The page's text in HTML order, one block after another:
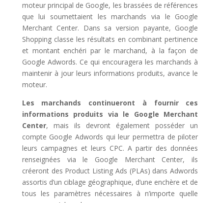
moteur principal de Google, les brassées de références
que lui soumettaient les marchands via le Google
Merchant Center. Dans sa version payante, Google
Shopping classe les résultats en combinant pertinence
et montant enchéri par le marchand, à la façon de
Google Adwords. Ce qui encouragera les marchands à
maintenir à jour leurs informations produits, avance le
moteur.
Les marchands continueront à fournir ces
informations produits via le Google Merchant
Center, mais ils devront également posséder un
compte Google Adwords qui leur permettra de piloter
leurs campagnes et leurs CPC. A partir des données
renseignées via le Google Merchant Center, ils
créeront des Product Listing Ads (PLAs) dans Adwords
assortis d’un ciblage géographique, d’une enchère et de
tous les paramètres nécessaires à n’importe quelle